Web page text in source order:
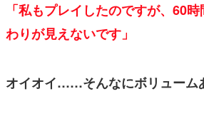
「私もプレイしたのですが、60
わりが見えないです」
オイオイ……そんなにボリューム